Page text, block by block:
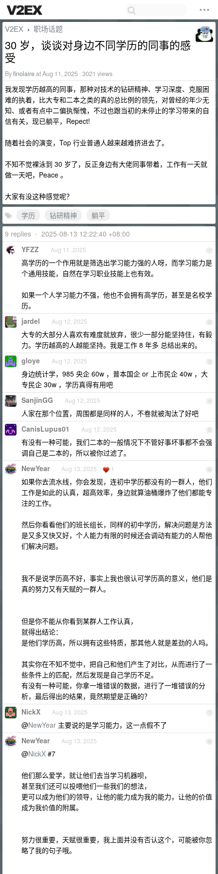
V2EX › 职场话题
30 岁，谈谈对身边不同学历的同事的感
受
Byfinolaireat Aug 11, 2025 · 3021 views
我发现学历越高的同事，那种对技术的钻研精神、学习深度、克服困
难的执着，比大专和二本之类的真的总比例的领先，对曾经的年少无
知、或者有点中二偏执惭愧，不过也跟当初的未停止的学习带来的自
信有关，现已躺平，Repect!
随着社会的演变，Top 行业普通人越来越难挤进去了。
不知不觉裸泳到 30 岁了，反正身边有大佬同事带着，工作有一天就
做一天吧，Peace 。
大家有没这种感觉呢？
学历
钻研精神
躺平
9 replies • 2025-08-13 12:22:40 +08:00
1
YFZZ Aug 11, 2025
高学历的一个作用就是筛选出学习能力强的人呀，而学习能力是
个通用技能，自然在学习职业技能上也有效。
如果一个人学习能力不强，他也不会拥有高学历，甚至是名校学
历。
2
jardel Aug 12, 2025
大专的大部分人喜欢有难度就放弃，很少一部分能坚持住，有毅
力。学历越高的人越能坚持。我是工作 8 年多 总结出来的。
3
gloye Aug 12, 2025
身边统计学，985 央企 60w ，普本国企 or 上市民企 40w ，大
专民企 30w ，学历真得有用吧
4
SanjinGG Aug 12, 2025
人家在那个位置，周围都是同样的人，不卷就被淘汰了好吧
5
CanisLupus01 Aug 12, 2025
有没有一种可能，我们二本的一般情况下不管好事坏事都不会强
调自己是二本的，所以被你过滤了。
6
NewYear Aug 13, 2025 1
如果你去流水线，你会发现，连初中学历都没有的一群人，他们
工作是如此的认真，超高效率，身边就算油桶爆炸了他们都能专
注的工作。
然后你看看他们的班长组长，同样的初中学历，解决问题是方法
是又多又快又好，个人能力有限的时候还会调动有能力的人帮他
们解决问题。
我不是说学历高不好，事实上我也很认可学历高的意义，他们是
真的努力又有天赋的一群人。
但是你不能从你看到某群人工作认真，
就得出结论：
是他们学历高，所以拥有这些特质，那其他人就是差劲的人吗。
其实你在不知不觉中，把自己和他们产生了对比，从而进行了一
些条件上的匹配，然后发现是自己学历不足。
有没有一种可能，你拿一堆错误的数据，进行了一堆错误的分
析，最后得出的结果，竟然期望是正确的？
7
NickX Aug 13, 2025
@NewYear 主要说的是学习能力，这一点假不了
8
NewYear Aug 13, 2025
@NickX #7
他们那么爱学，就让他们去当学习机器呗，
甚至我们还可以投喂他们一些我们的想法，
更可以成为他们的领导，让他的能力成为我的能力，让他的价值
成为我价值的附属。
努力很重要，天赋很重要，我上面并没有否认这个，可能被你忽
略了我的句子哦。